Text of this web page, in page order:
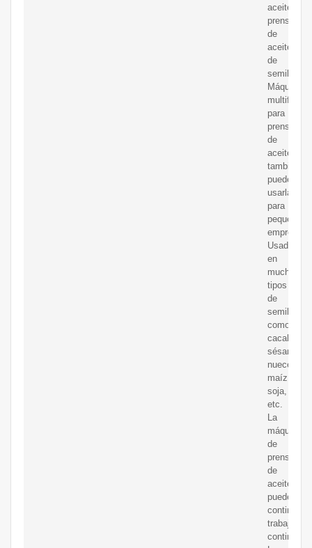
aceite,
prensa
de
aceite
de
semillas
Máquina
para
prensas
de
aceite,
también
puede
usarla
para
pequeñas
empresas
Usado
en
muchos
tipos
de
semillas,
como
sésamo,
nueces,
maíz,
soja,
etc.
La
máquina
de
prensa
de
aceite
puede
continuar
trabajo
continuo